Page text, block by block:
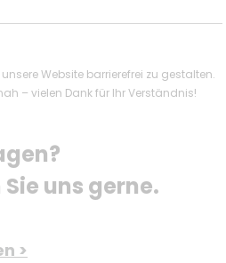
Website barrierefrei zu gestalten.
– vielen Dank für Ihr Verständnis!
uns gerne.
>